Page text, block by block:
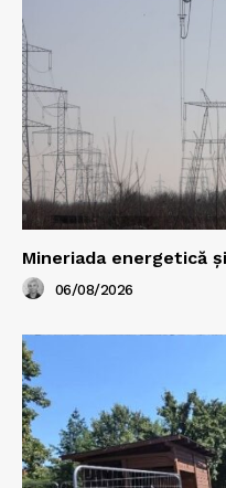
Mineriada energetică
06/08/2026